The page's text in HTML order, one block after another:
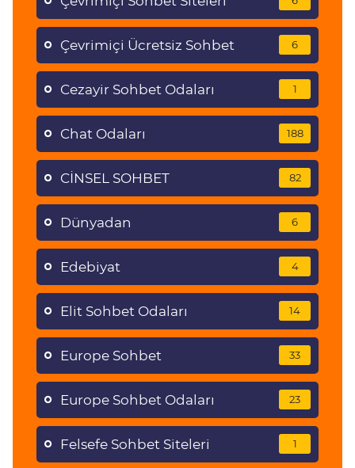
Çevrimiçi Ücretsiz Sohbet 6
Cezayir Sohbet Odaları 1
Chat Odaları 188
CİNSEL SOHBET 82
Dünyadan 6
Edebiyat 4
Elit Sohbet Odaları 14
Europe Sohbet 33
Europe Sohbet Odaları 23
Felsefe Sohbet Siteleri 1